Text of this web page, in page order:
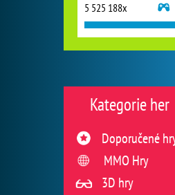
Kategorie her
Doporučené
MMO Hry
3D hry
5 525 188x